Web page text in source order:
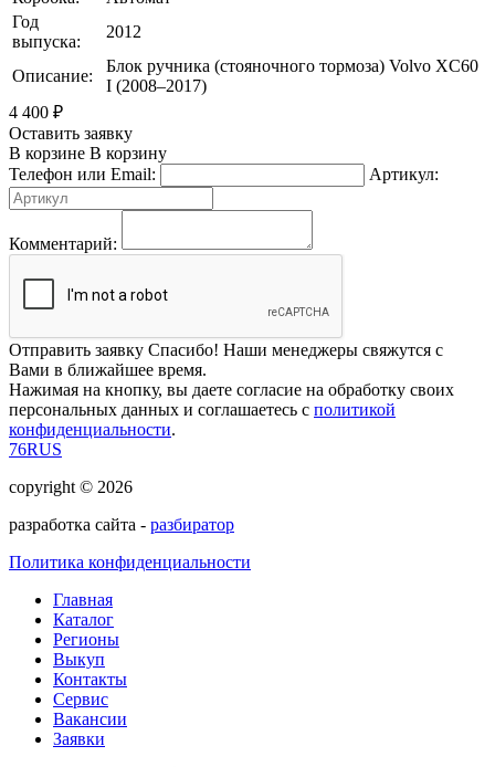
Год
выпуска:
2012
Описание:
Блок ручника (стояночного тормоза) Volvo XC60
I (2008–2017)
4 400 ₽
Оставить заявку
В корзине В корзину
Телефон или Email:
Артикул:
Комментарий:
Отправить заявку Спасибо! Наши менеджеры свяжутся с
Вами в ближайшее время.
Нажимая на кнопку, вы даете согласие на обработку своих
персональных данных и соглашаетесь с политикой
конфиденциальности.
76RUS
copyright © 2026
разработка сайта - разбиратор
Политика конфиденциальности
Главная
Каталог
Регионы
Выкуп
Контакты
Сервис
Вакансии
Заявки